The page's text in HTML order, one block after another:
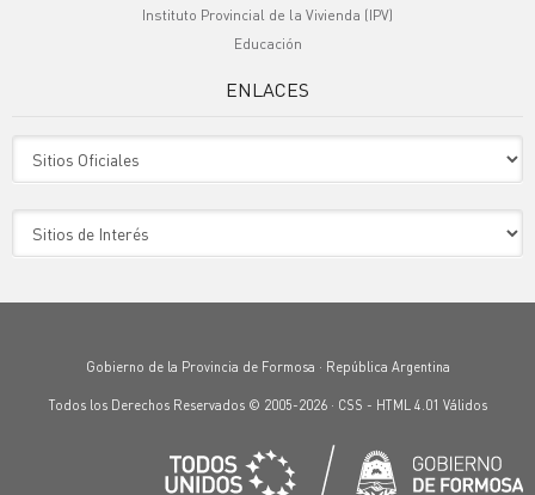
Instituto Provincial de la Vivienda (IPV)
Educación
ENLACES
Gobierno de la Provincia de Formosa · República Argentina
Todos los Derechos Reservados © 2005-2026 · CSS - HTML 4.01 Válidos